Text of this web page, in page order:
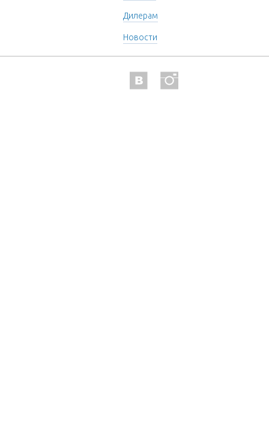
Дилерам
Новости